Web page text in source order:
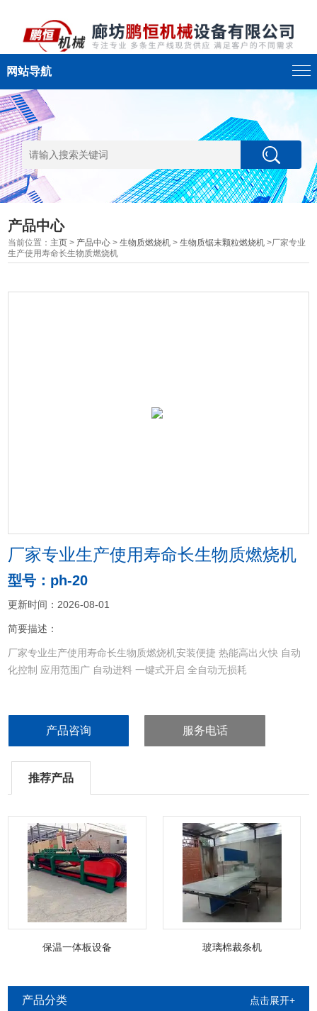
网站导航
产品中心
当前位置： 主页 > 产品中心 >生物质燃烧机 >生物质锯末颗粒燃烧机 >厂家专业
生产使用寿命长生物质燃烧机
厂家专业生产使用寿命长生物质燃烧机
型号：ph-20
更新时间：2026-08-01
简要描述：
厂家专业生产使用寿命长生物质燃烧机安装便捷 热能高出火快 自动
化控制 应用范围广 自动进料 一键式开启 全自动无损耗
产品咨询 服务电话
推荐产品
保温一体板设备 玻璃棉裁条机
产品分类 点击展开+